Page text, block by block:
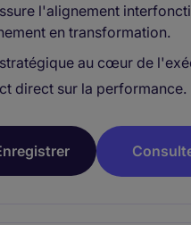
l'alignement
en transformation.
au cœur de
direct sur la performance.